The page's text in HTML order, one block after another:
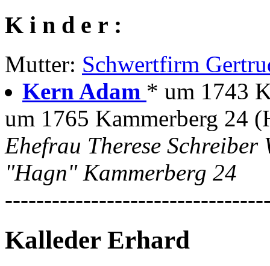
K i n d e r :
Mutter: Schwertfirm
Kern Adam * um 1743
um 1765 Kammerberg 24
Ehefrau Therese Schreiber
"Hagn" Kammerberg 24
Kalleder Erhard